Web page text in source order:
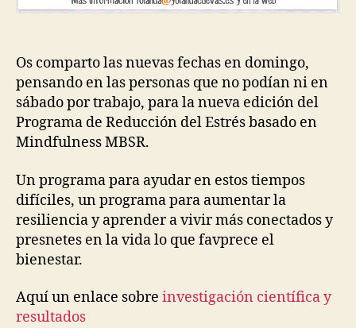
Os comparto las nuevas fechas en domingo,
pensando en las personas que no podían ni en
sábado por trabajo, para la nueva edición del
Programa de Reducción del Estrés basado en
Mindfulness MBSR.
Un programa para ayudar en estos tiempos
difíciles, un programa para aumentar la
resiliencia y aprender a vivir más conectados y
presnetes en la vida lo que favprece el
bienestar.
Aquí un enlace sobre investigación científica y
resultados